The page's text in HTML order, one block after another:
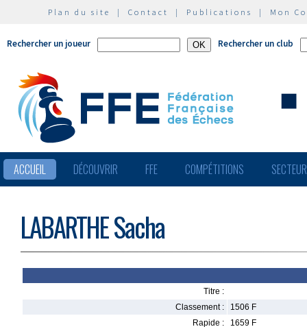
Plan du site | Contact | Publications | Mon
Rechercher un joueur Rechercher un club
ACCUEIL DÉCOUVRIR FFE COMPÉTITIONS
LABARTHE Sacha
Titre :
Classement :
1506 F
Rapide :
1659 F